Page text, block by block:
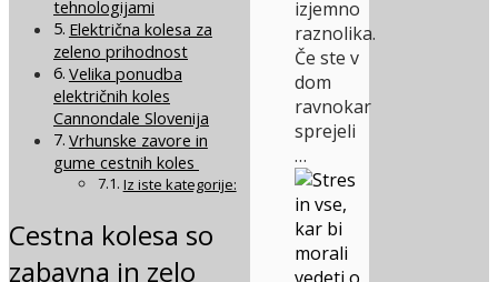
izjemno
raznolika.
Če ste v
dom
ravnokar
sprejeli
…
tehnologijami
Električna kolesa za
zeleno prihodnost
Velika ponudba
električnih koles
Cannondale Slovenija
Vrhunske zavore in
gume cestnih koles
Iz iste kategorije:
Cestna kolesa so
zabavna in zelo